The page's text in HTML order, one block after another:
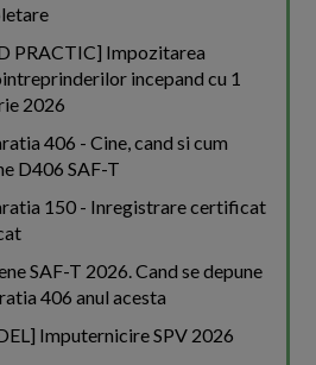
PRACTIC] Impozitarea
incepand cu 1
2026
406 - Cine, cand si cum
D406 SAF-T
150 - Inregistrare certificat
SAF-T 2026. Cand se depune
406 anul acesta
Imputernicire SPV 2026